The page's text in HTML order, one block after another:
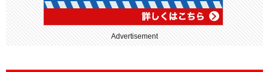
Advertisement